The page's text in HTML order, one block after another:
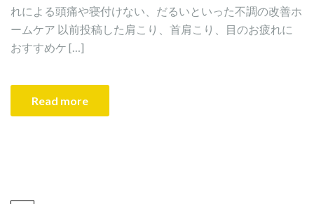
れによる頭痛や寝付けない、だるいといった不調の改善ホ
ームケア 以前投稿した肩こり、首肩こり、目のお疲れに
おすすめケ […]
Read more